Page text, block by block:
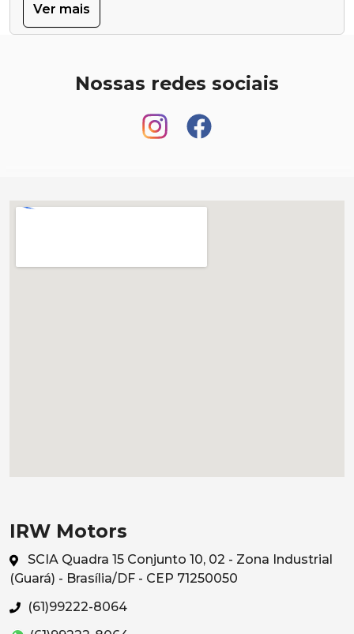
Ver mais
Nossas redes sociais
IRW Motors
SCIA Quadra 15 Conjunto 10, 02 - Zona Industrial
(Guará) - Brasília/DF - CEP 71250050
(61)99222-8064